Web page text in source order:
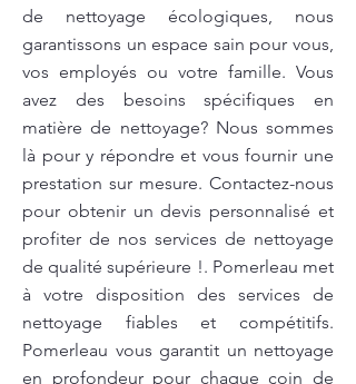
de nettoyage écologiques, nous
garantissons un espace sain pour vous,
vos employés ou votre famille. Vous
avez des besoins spécifiques en
matière de nettoyage? Nous sommes
là pour y répondre et vous fournir une
prestation sur mesure. Contactez-nous
pour obtenir un devis personnalisé et
profiter de nos services de nettoyage
de qualité supérieure !. Pomerleau met
à votre disposition des services de
nettoyage fiables et compétitifs.
Pomerleau vous garantit un nettoyage
en profondeur pour chaque coin de